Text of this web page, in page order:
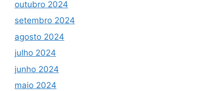
outubro 2024
setembro 2024
agosto 2024
julho 2024
junho 2024
maio 2024